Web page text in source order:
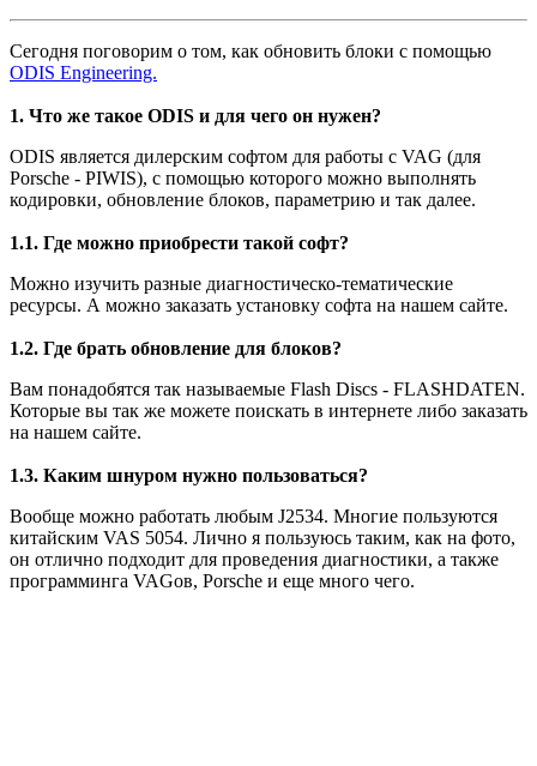
Сегодня поговорим о том, как обновить блоки с помощью
ODIS Engineering.
1. Что же такое ODIS и для чего он нужен?
ODIS является дилерским софтом для работы с VAG (для
Porsche - PIWIS), с помощью которого можно выполнять
кодировки, обновление блоков, параметрию и так далее.
1.1. Где можно приобрести такой софт?
Можно изучить разные диагностическо-тематические
ресурсы. А можно заказать установку софта на нашем сайте.
1.2. Где брать обновление для блоков?
Вам понадобятся так называемые Flash Discs - FLASHDATEN.
Которые вы так же можете поискать в интернете либо заказать
на нашем сайте.
1.3. Каким шнуром нужно пользоваться?
Вообще можно работать любым J2534. Многие пользуются
китайским VAS 5054. Лично я пользуюсь таким, как на фото,
он отлично подходит для проведения диагностики, а также
программинга VAGов, Porsche и еще много чего.